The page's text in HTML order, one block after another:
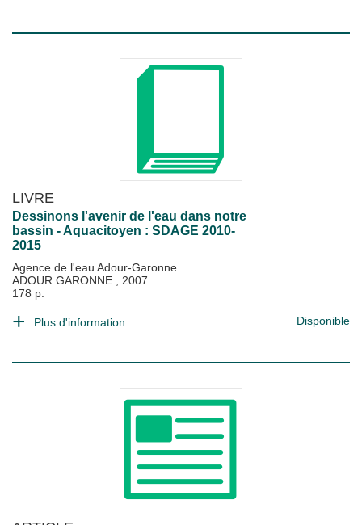
LIVRE
Dessinons l'avenir de l'eau dans notre
bassin - Aquacitoyen : SDAGE 2010-
2015
Agence de l'eau Adour-Garonne
ADOUR GARONNE ; 2007
178 p.
Plus d'information... Disponible